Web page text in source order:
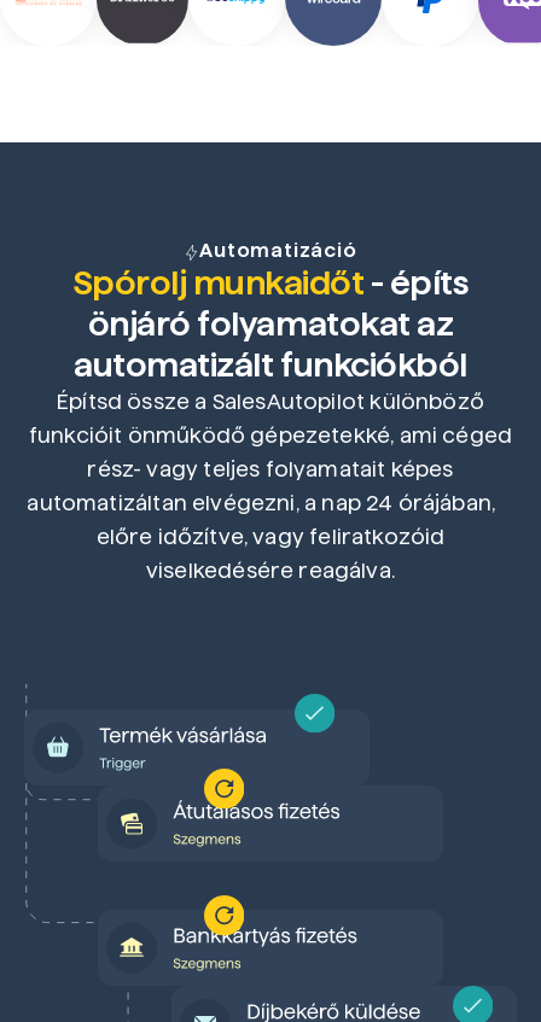
Automatizáció
Spórolj munkaidőt - építs
önjáró folyamatokat az
automatizált funkciókból
Építsd össze a SalesAutopilot különböző
funkcióit önműködő gépezetekké, ami céged
rész- vagy teljes folyamatait képes
automatizáltan elvégezni, a nap 24 órájában,
előre időzítve, vagy feliratkozóid
viselkedésére reagálva.